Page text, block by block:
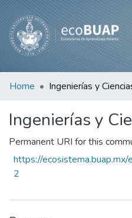
Communities
Collections
All of DSpace
Statistics
Home
Ingenierías y
Permanent URI for this
https://
2